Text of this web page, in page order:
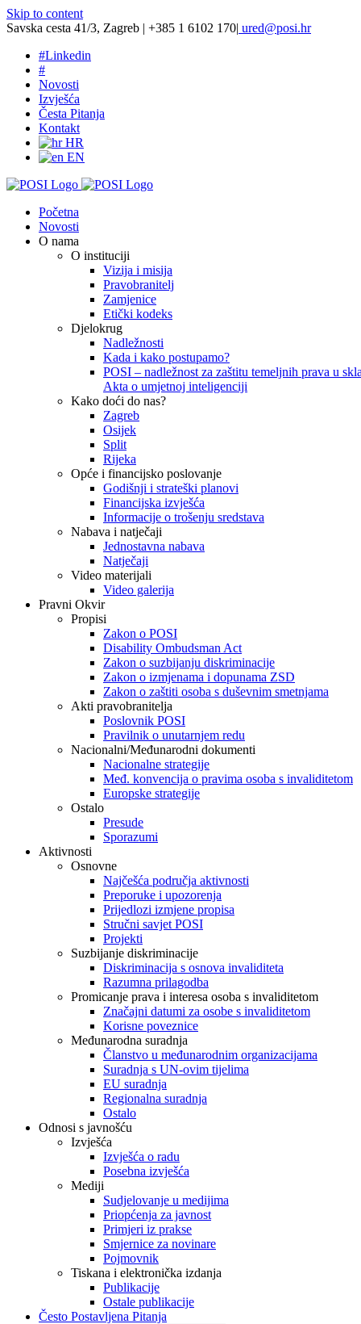
Skip to content
Savska cesta 41/3, Zagreb | +385 1 6102 170| ured@posi.hr
#Linkedin
#
Novosti
Izvješća
Česta Pitanja
Kontakt
HR
EN
Početna
Novosti
O nama
O instituciji
Vizija i misija
Pravobranitelj
Zamjenice
Etički kodeks
Djelokrug
Nadležnosti
Kada i kako postupamo?
POSI – nadležnost za zaštitu temeljnih prava u
Akta o umjetnoj inteligenciji
Kako doći do nas?
Zagreb
Osijek
Split
Rijeka
Opće i financijsko poslovanje
Godišnji i strateški planovi
Financijska izvješća
Informacije o trošenju sredstava
Nabava i natječaji
Jednostavna nabava
Natječaji
Video materijali
Video galerija
Pravni Okvir
Propisi
Zakon o POSI
Disability Ombudsman Act
Zakon o suzbijanju diskriminacije
Zakon o izmjenama i dopunama ZSD
Zakon o zaštiti osoba s duševnim smetnjama
Akti pravobranitelja
Poslovnik POSI
Pravilnik o unutarnjem redu
Nacionalni/Međunarodni dokumenti
Nacionalne strategije
Međ. konvencija o pravima osoba s invaliditetom
Europske strategije
Ostalo
Presude
Sporazumi
Aktivnosti
Osnovne
Najčešća područja aktivnosti
Preporuke i upozorenja
Prijedlozi izmjene propisa
Stručni savjet POSI
Projekti
Suzbijanje diskriminacije
Diskriminacija s osnova invaliditeta
Razumna prilagodba
Promicanje prava i interesa osoba s invaliditetom
Značajni datumi za osobe s invaliditetom
Korisne poveznice
Međunarodna suradnja
Članstvo u međunarodnim organizacijama
Suradnja s UN-ovim tijelima
EU suradnja
Regionalna suradnja
Ostalo
Odnosi s javnošću
Izvješća
Izvješća o radu
Posebna izvješća
Mediji
Sudjelovanje u medijima
Priopćenja za javnost
Primjeri iz prakse
Smjernice za novinare
Pojmovnik
Tiskana i elektronička izdanja
Publikacije
Ostale publikacije
Često Postavljena Pitanja